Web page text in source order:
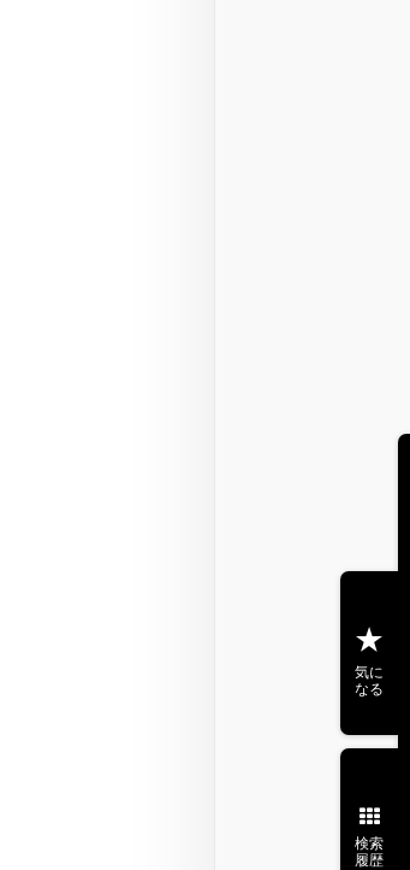
気に
なる
検索
履歴